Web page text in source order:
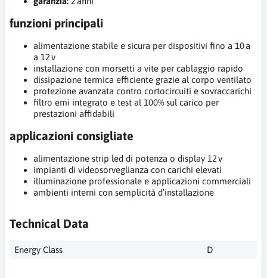
funzioni principali
alimentazione stabile e sicura per dispositivi fino a 10 a
a 12 v
installazione con morsetti a vite per cablaggio rapido
dissipazione termica efficiente grazie al corpo ventilato
protezione avanzata contro cortocircuiti e sovraccarichi
filtro emi integrato e test al 100% sul carico per
prestazioni affidabili
applicazioni consigliate
alimentazione strip led di potenza o display 12 v
impianti di videosorveglianza con carichi elevati
illuminazione professionale e applicazioni commerciali
ambienti interni con semplicità d’installazione
Technical Data
Energy Class D